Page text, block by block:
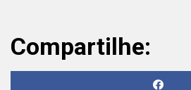
Compartilhe: